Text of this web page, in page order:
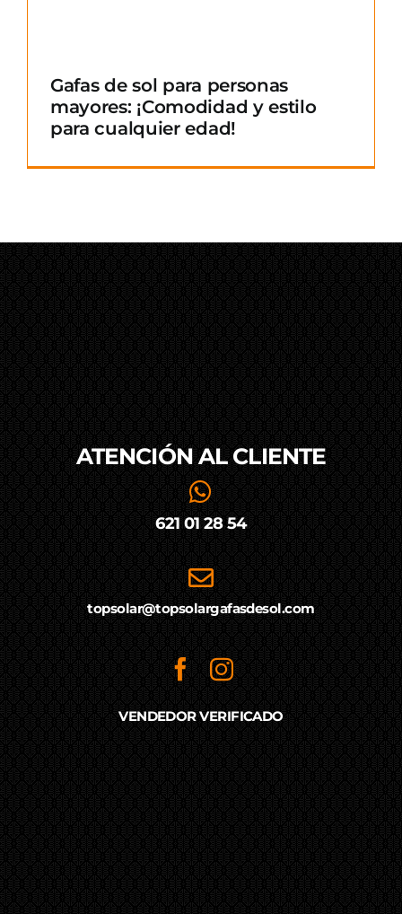
Gafas de sol para personas
mayores: ¡Comodidad y estilo
para cualquier edad!
ATENCIÓN AL CLIENTE
621 01 28 54
topsolar@topsolargafasdesol.com
VENDEDOR VERIFICADO